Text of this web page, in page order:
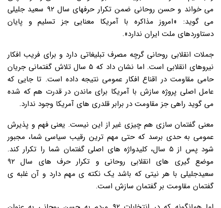
می خواند و حسن روحانی ضمن تکرار حرفهای سال ۹۲ سعید جلیلی
می گوید: «امروز مذاکره با آمریکا معنایی جز تسلیم و پایان
دستاوردهای ملت ایران ندارد».
جملات انقلابی روحانی گرچه مصرف تبلیغاتی دارد و برای فریب افکار
نیروهای انقلابی است. اما نشان داد که ۵ سال تلاش گفتمانی جریان
حامی مقاومت در اقناع افکار عمومی نتیجه داده است. تا جایی که
عامل اصلی پروژه سازش با آمریکا برای ماندن در قدرت هم که شده
می گوید راهی جز مقاومت در برابر قلدری های آمریکا وجود ندارد.
معنی گفتمان سازی هم چیزی غیر از این نیست. یعنی فهم و پذیرش
عمومی به حدی برسد که حتی مهم ترین رقیب سیاسی شما، مجبور
شود پس از ۵ سال، کلیدواژه های اصلی گفتمان شما را تکرار کند.
موضع گیری های انقلابی روحانی و تکرار حرف های سال ۹۲
سعیدجلیلی با هر نیتی که باشد یک نکته ی مهم دارد و آن غلبه ی
گفتمان مقاومت بر گفتمان سازش است.